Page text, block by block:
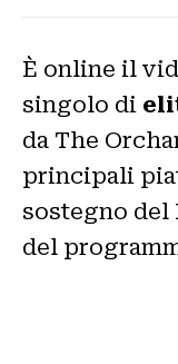
È online il
singolo di
da The
principali
sostegno del
del